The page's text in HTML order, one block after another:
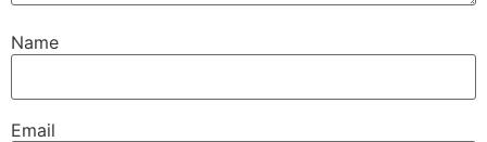
Name
Email